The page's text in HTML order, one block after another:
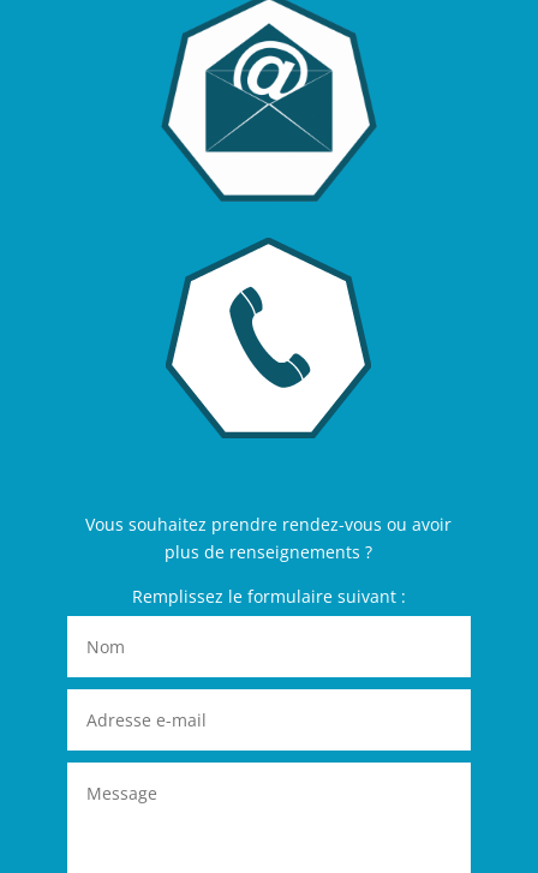
Vous souhaitez prendre rendez-vous ou avoir
plus de renseignements ?
Remplissez le formulaire suivant :